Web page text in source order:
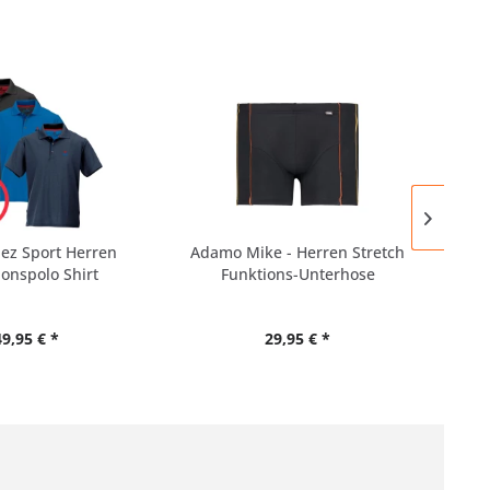
Sport Herren
Shirt
€ *
Adamo Mike - Herren Stretch
Funktions-Unterhose
29,95 € *